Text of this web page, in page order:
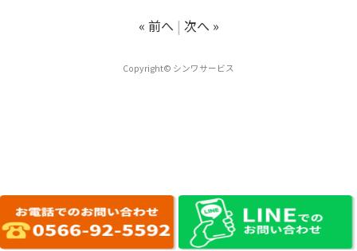
« 前へ 次へ »
Copyright© シンワサービス